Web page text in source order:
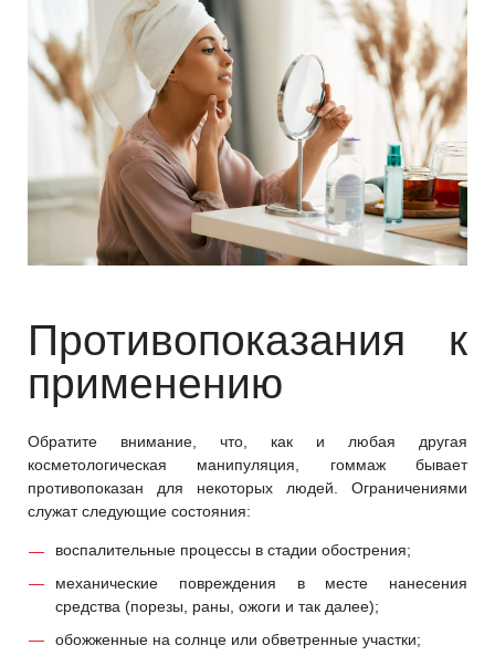
Противопоказания к
применению
Обратите внимание, что, как и любая другая
косметологическая манипуляция, гоммаж бывает
противопоказан для некоторых людей. Ограничениями
служат следующие состояния:
воспалительные процессы в стадии обострения;
механические повреждения в месте нанесения
средства (порезы, раны, ожоги и так далее);
обожженные на солнце или обветренные участки;